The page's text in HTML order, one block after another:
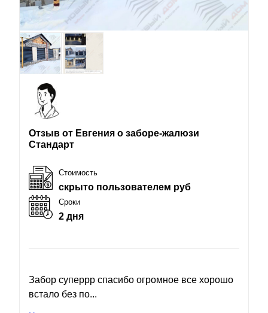
Отзыв от Евгения о заборе-жалюзи
Стандарт
Стоимость
скрыто пользователем руб
Сроки
2 дня
Забор суперрр спасибо огромное все хорошо
встало без по...